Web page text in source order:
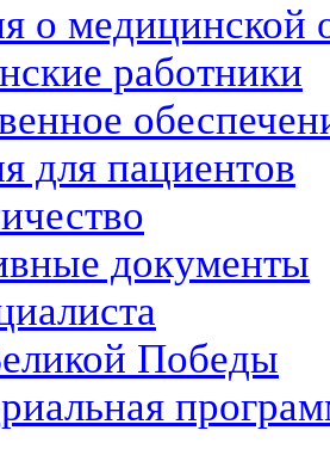
о медицинской
работники
для пациентов
документы
Победы